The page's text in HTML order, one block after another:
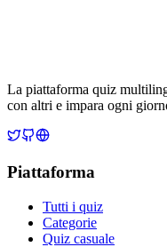
La piattaforma quiz
con altri e impara ogni
Piattaforma
Tutti i quiz
Categorie
Quiz casuale